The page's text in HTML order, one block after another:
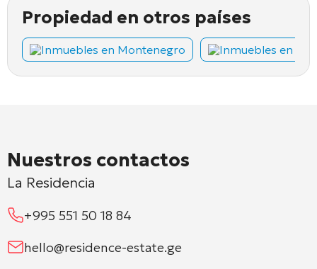
Propiedad en otros países
Inmuebles en Montenegro Inmuebles en
Nuestros contactos
La Residencia
+995 551 50 18 84
hello@residence-estate.ge